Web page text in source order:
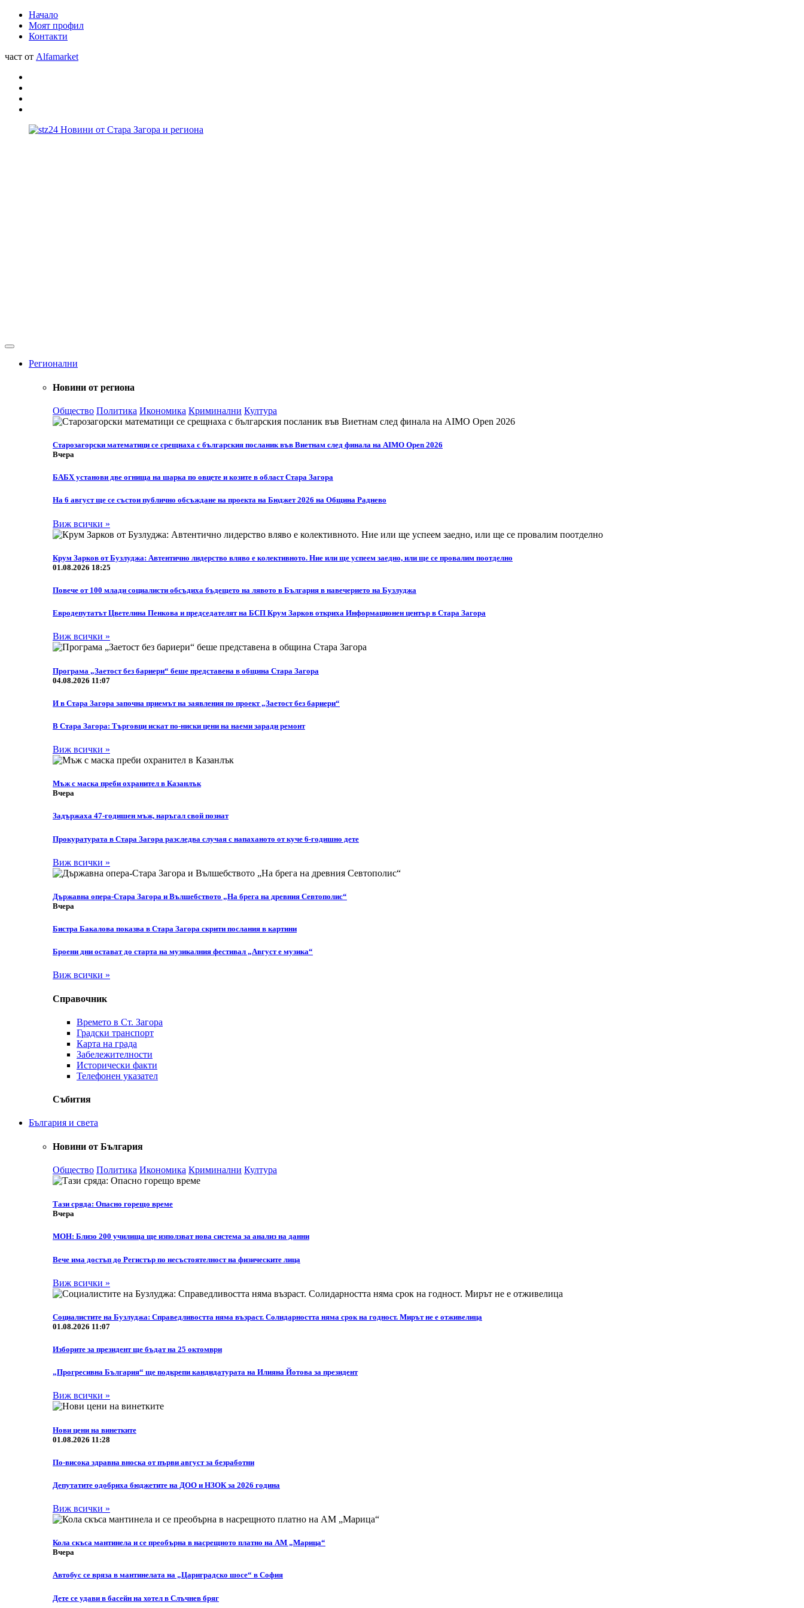
Начало
Моят профил
Контакти
част от Alfamarket
Регионални
Новини от региона
Общество Политика Икономика Криминални Култура
Старозагорски математици се срещнаха с българския посланик във Виетнам след финала на AIMO Open 2026
Вчера
БАБХ установи две огнища на шарка по овцете и козите в област Стара Загора
На 6 август ще се състои публично обсъждане на проекта на Бюджет 2026 на Община Раднево
Виж всички »
Крум Зарков от Бузлуджа: Автентично лидерство вляво е колективното. Ние или ще успеем заедно, или ще се провалим поотделно
01.08.2026 18:25
Повече от 100 млади социалисти обсъдиха бъдещето на лявото в България в навечерието на Бузлуджа
Eвродепутатът Цветелина Пенкова и председателят на БСП Крум Зарков откриха Информационен център в Стара Загора
Виж всички »
Програма „Заетост без бариери“ беше представена в община Стара Загора
04.08.2026 11:07
И в Стара Загора започна приемът на заявления по проект „Заетост без бариери“
В Стара Загора: Търговци искат по-ниски цени на наеми заради ремонт
Виж всички »
Мъж с маска преби охранител в Казанлък
Вчера
Задържаха 47-годишен мъж, наръгал свой познат
Прокуратурата в Стара Загора разследва случая с напаханото от куче 6-годишно дете
Виж всички »
Държавна опера-Стара Загора и Вълшебството „На брега на древния Севтополис“
Вчера
Бистра Бакалова показва в Стара Загора скрити послания в картини
Броени дни остават до старта на музикалния фестивал „Август е музика“
Виж всички »
Справочник
Времето в Ст. Загора
Градски транспорт
Карта на града
Забележителности
Исторически факти
Телефонен указател
Събития
България и света
Новини от България
Общество Политика Икономика Криминални Култура
Тази сряда: Опасно горещо време
Вчера
МОН: Близо 200 училища ще използват нова система за анализ на данни
Вече има достъп до Регистър по несъстоятелност на физическите лица
Виж всички »
Социалистите на Бузлуджа: Справедливостта няма възраст. Солидарността няма срок на годност. Мирът не е отживелица
01.08.2026 11:07
Изборите за президент ще бъдат на 25 октомври
„Прогресивна България“ ще подкрепи кандидатурата на Илияна Йотова за президент
Виж всички »
Нови цени на винетките
01.08.2026 11:28
По-висока здравна вноска от първи август за безработни
Депутатите одобриха бюджетите на ДОО и НЗОК за 2026 година
Виж всички »
Кола скъса мантинела и се преобърна в насрещното платно на АМ „Марица“
Вчера
Автобус се вряза в мантинелата на „Цариградско шосе“ в София
Дете се удави в басейн на хотел в Слъчнев бряг